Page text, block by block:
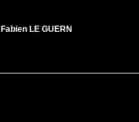
Fabien LE GUERN